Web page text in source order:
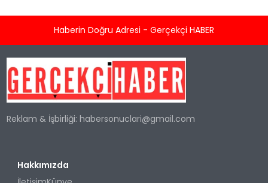
üzere uluslararası alanda gerçekleştirdiği
Ahmet Hasan Salim Beyoğlu, bölgesel
ticarete damgasını vuracak dev bir mega
projeye imza atmaya hazırlanıyor. Türkiye...
Haberin Doğru Adresi - Gerçekçi HABER
Reklam & İşbirliği:habersonuclari@gmail.com
Hakkımızda